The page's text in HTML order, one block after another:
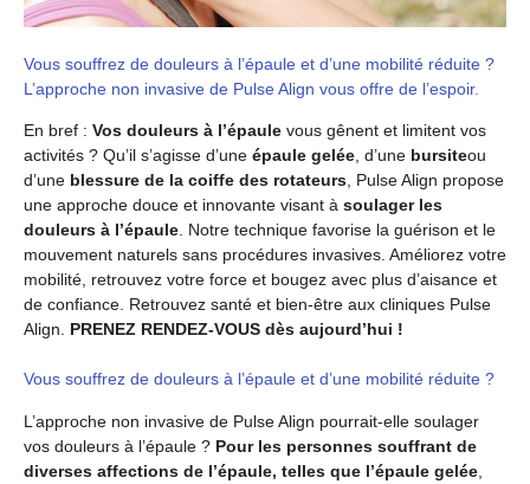
Vous souffrez de douleurs à l’épaule et d’une mobilité réduite ?
L’approche non invasive de Pulse Align vous offre de l’espoir.
En bref : Vos douleurs à l’épaule vous gênent et limitent vos
activités ? Qu’il s’agisse d’une épaule gelée, d’une bursiteou
d’une blessure de la coiffe des rotateurs, Pulse Align propose
une approche douce et innovante visant à soulager les
douleurs à l’épaule. Notre technique favorise la guérison et le
mouvement naturels sans procédures invasives. Améliorez votre
mobilité, retrouvez votre force et bougez avec plus d’aisance et
de confiance. Retrouvez santé et bien-être aux cliniques Pulse
Align. PRENEZ RENDEZ-VOUS dès aujourd’hui !
Vous souffrez de douleurs à l’épaule et d’une mobilité réduite ?
L’approche non invasive de Pulse Align pourrait-elle soulager
vos douleurs à l’épaule ? Pour les personnes souffrant de
diverses affections de l’épaule, telles que l’épaule gelée